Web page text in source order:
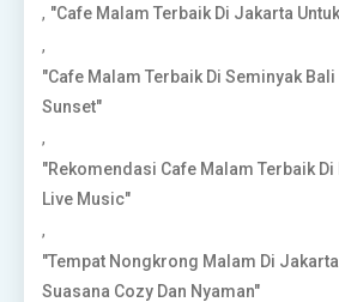
, "Cafe Malam Terbaik Di Jakarta
,
"Cafe Malam Terbaik Di Seminyak
Sunset"
,
"Rekomendasi Cafe Malam Terbaik
Live Music"
,
"Tempat Nongkrong Malam Di
Suasana Cozy Dan Nyaman"